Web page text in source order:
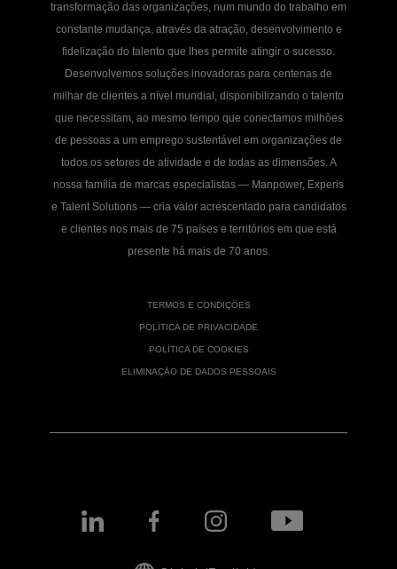
transformação das organizações, num mundo do trabalho em
constante mudança, através da atração, desenvolvimento e
fidelização do talento que lhes permite atingir o sucesso.
Desenvolvemos soluções inovadoras para centenas de
milhar de clientes a nível mundial, disponibilizando o talento
que necessitam, ao mesmo tempo que conectamos milhões
de pessoas a um emprego sustentável em organizações de
todos os setores de atividade e de todas as dimensões. A
nossa família de marcas especialistas — Manpower, Experis
e Talent Solutions — cria valor acrescentado para candidatos
e clientes nos mais de 75 países e territórios em que está
presente há mais de 70 anos.
TERMOS E CONDIÇÕES
POLÍTICA DE PRIVACIDADE
POLÍTICA DE COOKIES
ELIMINAÇÃO DE DADOS PESSOAIS